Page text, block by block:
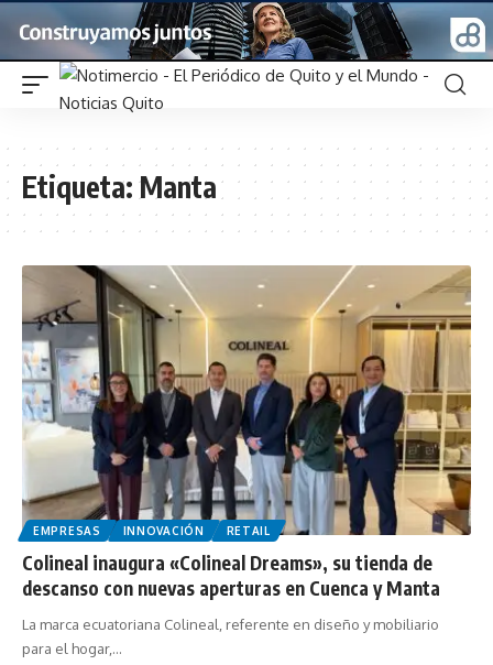
Etiqueta:Manta
EMPRESAS INNOVACIÓN RETAIL
Colineal inaugura «Colineal Dreams», su tienda de
descanso con nuevas aperturas en Cuenca y Manta
La marca ecuatoriana Colineal, referente en diseño y mobiliario
para el hogar,…